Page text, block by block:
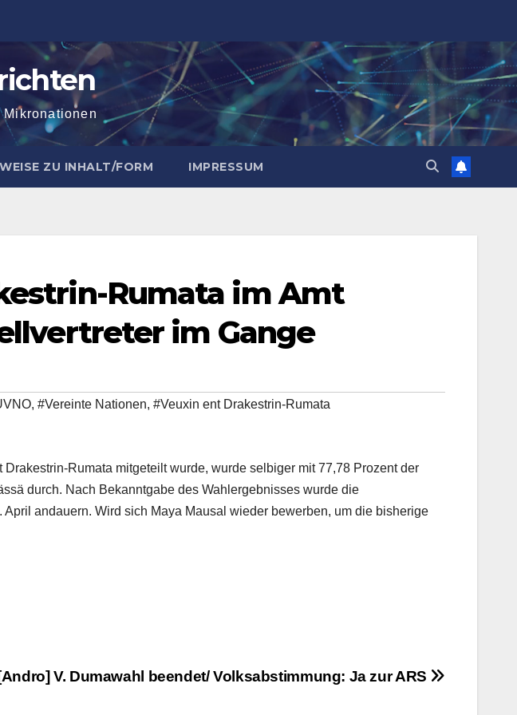
ZU INHALT/FORM IMPRESSUM
Rumata im Amt
im Gange
, #Vereinte Nationen, #Veuxin ent Drakestrin-Rumata
Rumata mitgeteilt wurde, wurde selbiger mit 77,78 Prozent der
durch. Nach Bekanntgabe des Wahlergebnisses wurde die
andauern. Wird sich Maya Mausal wieder bewerben, um die bisherige
[Andro] V. Dumawahl beendet/ Volksabstimmung: Ja zur ARS